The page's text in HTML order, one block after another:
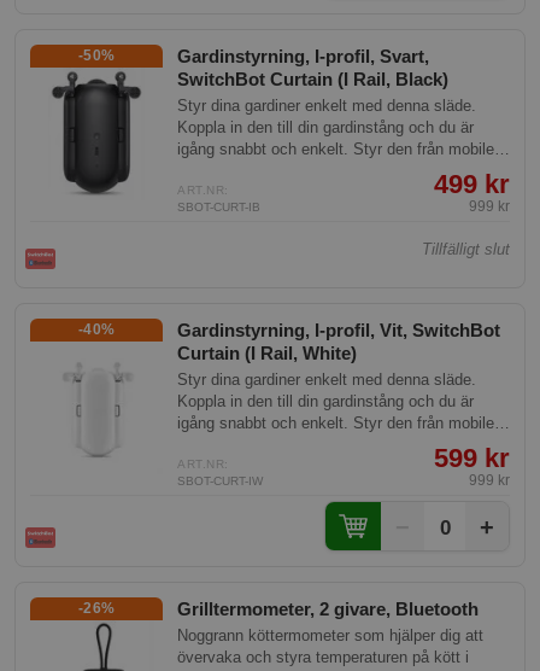
Gardinstyrning, I-profil, Svart,
SwitchBot Curtain (I Rail, Black)
-50%
Styr dina gardiner enkelt med denna släde.
Koppla in den till din gardinstång och du är
igång snabbt och enkelt. Styr den från mobilen
och komplettera med SwitchBot mini hub så
kan du styra den från hela världen!
ART.NR:
SBOT-CURT-IB
499 kr
999 kr
Tillfälligt slut
Gardinstyrning, I-profil, Vit, SwitchBot
Curtain (I Rail, White)
-40%
Styr dina gardiner enkelt med denna släde.
Koppla in den till din gardinstång och du är
igång snabbt och enkelt. Styr den från mobilen
och komplettera med SwitchBot mini hub så
kan du styra den från hela världen!
ART.NR:
SBOT-CURT-IW
599 kr
999 kr
0 +
Grilltermometer, 2 givare, Bluetooth
-26%
Noggrann köttermometer som hjälper dig att
övervaka och styra temperaturen på kött i